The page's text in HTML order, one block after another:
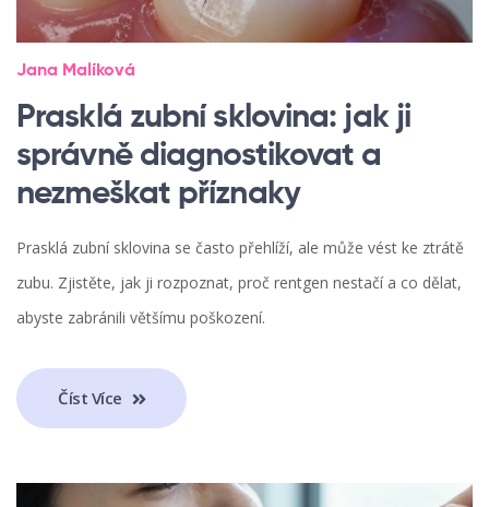
Jana Malíková
Prasklá zubní sklovina: jak ji
správně diagnostikovat a
nezmeškat příznaky
Prasklá zubní sklovina se často přehlíží, ale může vést ke ztrátě
zubu. Zjistěte, jak ji rozpoznat, proč rentgen nestačí a co dělat,
abyste zabránili většímu poškození.
Číst Více